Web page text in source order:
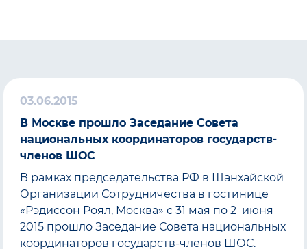
03.06.2015
В Москве прошло Заседание Совета
национальных координаторов государств-
членов ШОС
В рамках председательства РФ в Шанхайской
Организации Сотрудничества в гостинице
«Рэдиссон Роял, Москва» с 31 мая по 2 июня
2015 прошло Заседание Совета национальных
координаторов государств-членов ШОС.